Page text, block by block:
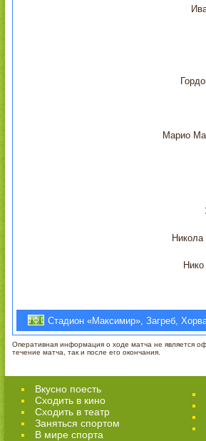
Марио
Никола
Стадион «Максимир», Загреб,
Оперативная информация о ходе матча не является
течение матча, так и после его окончания.
Вкусно поесть
Сходить в кино
Cходить в театр
Заняться спортом
В мире спорта